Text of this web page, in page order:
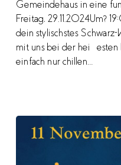
Gemeindehaus in eine
Freitag, 29.11.2024Um?
dein stylischstes
mit uns bei der heißesten
einfach nur chillen…